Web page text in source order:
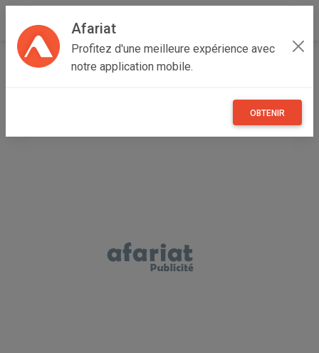
Afariat
Profitez d'une meilleure expérience avec
notre application mobile.
OBTENIR
Accueil Maisons et enfants Majerda